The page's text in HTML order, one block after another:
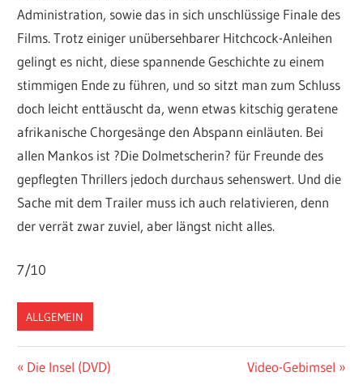
Administration, sowie das in sich unschlüssige Finale des
Films. Trotz einiger unübersehbarer Hitchcock-Anleihen
gelingt es nicht, diese spannende Geschichte zu einem
stimmigen Ende zu führen, und so sitzt man zum Schluss
doch leicht enttäuscht da, wenn etwas kitschig geratene
afrikanische Chorgesänge den Abspann einläuten. Bei
allen Mankos ist ?Die Dolmetscherin? für Freunde des
gepflegten Thrillers jedoch durchaus sehenswert. Und die
Sache mit dem Trailer muss ich auch relativieren, denn
der verrät zwar zuviel, aber längst nicht alles.
7/10
ALLGEMEIN
Beitragsnavigation
Vorheriger
Die Insel (DVD)
Nächster
Video-Gebimsel